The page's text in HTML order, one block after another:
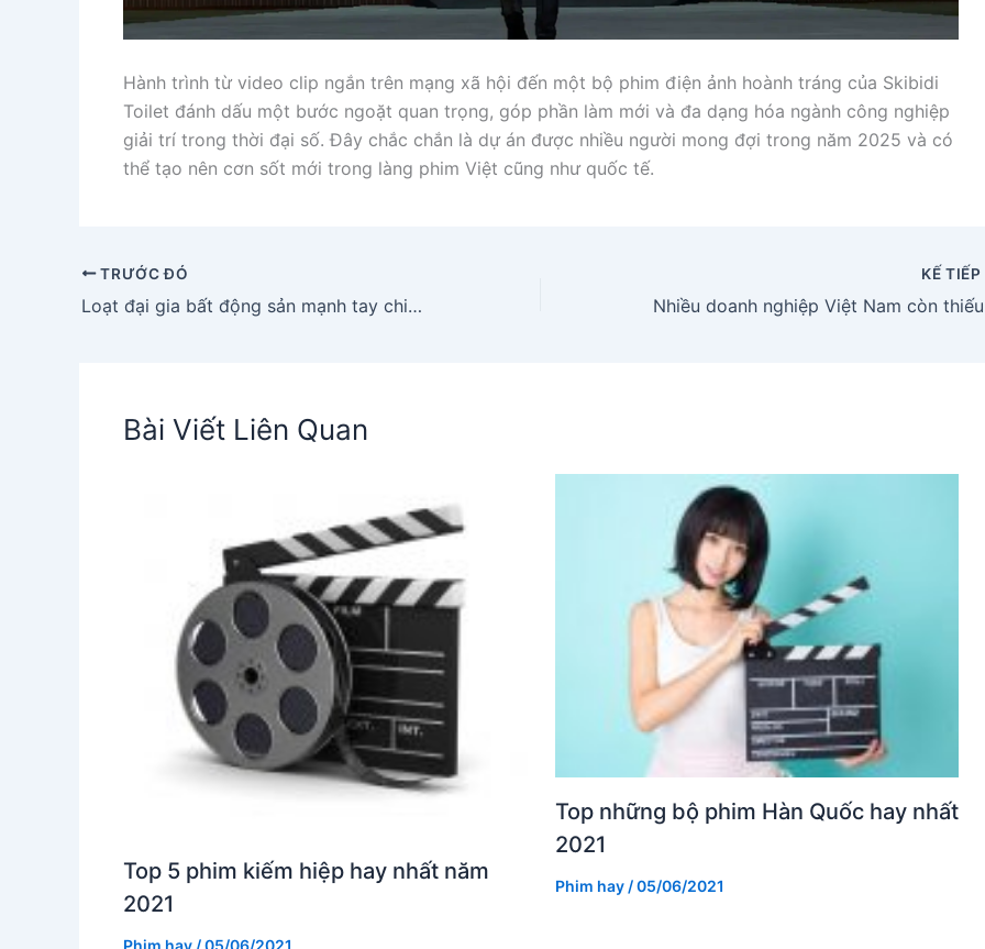
Hành trình từ video clip ngắn trên mạng xã hội đến một bộ phim điện ảnh hoành tráng của Skibidi
Toilet đánh dấu một bước ngoặt quan trọng, góp phần làm mới và đa dạng hóa ngành công nghiệp
giải trí trong thời đại số. Đây chắc chắn là dự án được nhiều người mong đợi trong năm 2025 và có
thể tạo nên cơn sốt mới trong làng phim Việt cũng như quốc tế.
TRƯỚC ĐÓ
Loạt đại gia bất động sản mạnh tay chia cổ tức giữa làn sóng hồi phục thị trường
KẾ TIẾP
Bài Viết Liên Quan
Top 5 phim kiếm hiệp hay nhất năm
2021
Top những bộ phim Hàn Quốc hay nhất
2021
Phim hay/05/06/2021